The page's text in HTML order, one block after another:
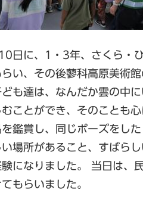
日に、1・3年、さくら・
い、その後蓼科高原美術
も達は、なんだか雲の中
ことができ、そのことも
鑑賞し、同じポーズをし
い場所があること、すばら
になりました。 当日は、
もらいました。